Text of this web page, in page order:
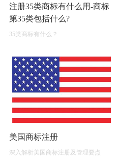
注册35类商标有什么用-商标
第35类包括什么?
35类商标有什么？
美国商标注册
深入解析美国商标注册及管理要点